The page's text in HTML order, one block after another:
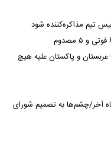
تیم مذاکره‌کننده شود
عربستان و پاکستان علیه هیچ
آخر/چشم‌ها به تصمیم شورای